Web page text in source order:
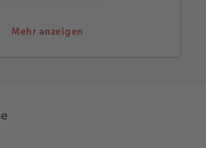
Mehr anzeigenverbinden können.